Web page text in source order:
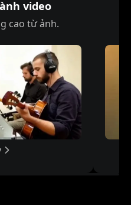
video
cao từ ảnh.